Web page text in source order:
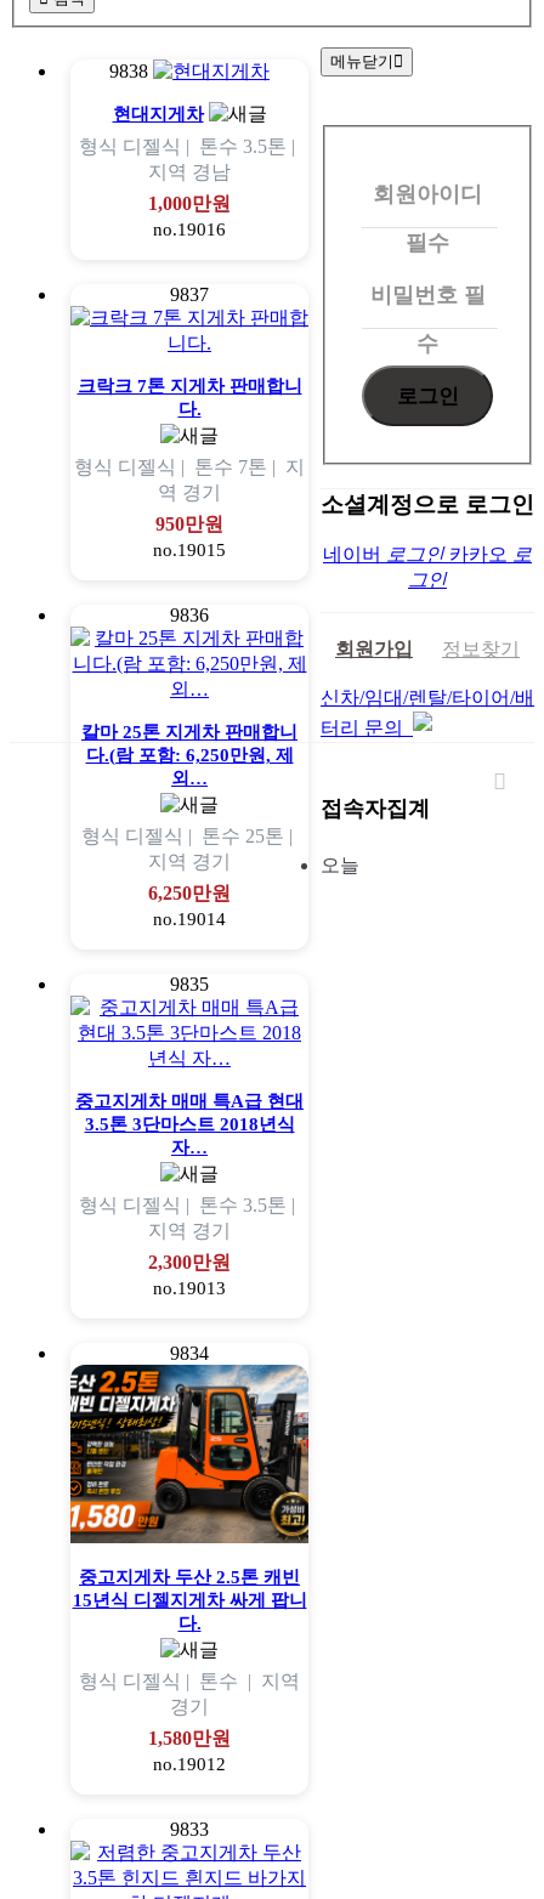
9838
현대지게차
형식 디젤식 | 톤수 3.5톤 |
지역 경남
1,000만원
no.19016
9837
크락크 7톤 지게차 판매합니
다.
형식 디젤식 | 톤수 7톤 | 지
역 경기
950만원
no.19015
9836
칼마 25톤 지게차 판매합니
다.(람 포함: 6,250만원, 제
외…
형식 디젤식 | 톤수 25톤 |
지역 경기
6,250만원
no.19014
9835
중고지게차 매매 특A급 현대
3.5톤 3단마스트 2018년식
자…
형식 디젤식 | 톤수 3.5톤 |
지역 경기
2,300만원
no.19013
9834
중고지게차 두산 2.5톤 캐빈
15년식 디젤지게차 싸게 팝니
다.
형식 디젤식 | 톤수 | 지역
경기
1,580만원
no.19012
9833
메뉴닫기
회
회원아이디
필수
비밀번호 필
수
소셜계정으로 로그인
네이버 로그인 카카오 로
그인
회원가입 정보찾기
신차/임대/렌탈/타이어/배
터리 문의
접속자집계
오늘